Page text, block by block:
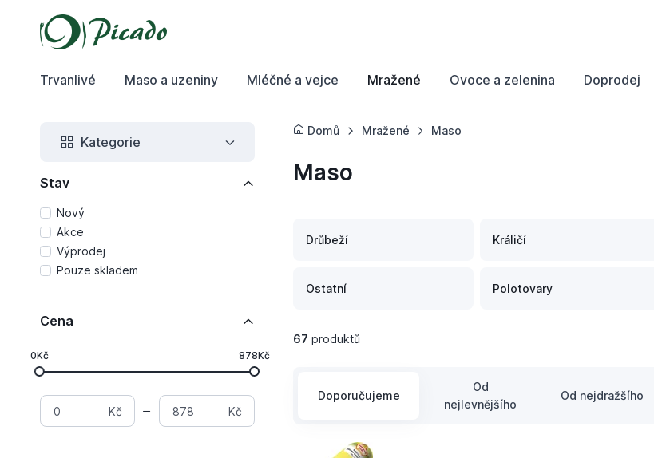
Trvanlivé Maso a uzeniny Mléčné a vejce Mražené Ovoce a zelenina Doprodej
Kategorie
Stav
Nový
Akce
Výprodej
Pouze skladem
Cena
0Kč 878Kč
Kč Kč
Domů Mražené Maso
Maso
Drůbeží Králičí
Ostatní Polotovary
67 produktů
Doporučujeme
Od
nejlevnějšího
Od nejdražšího